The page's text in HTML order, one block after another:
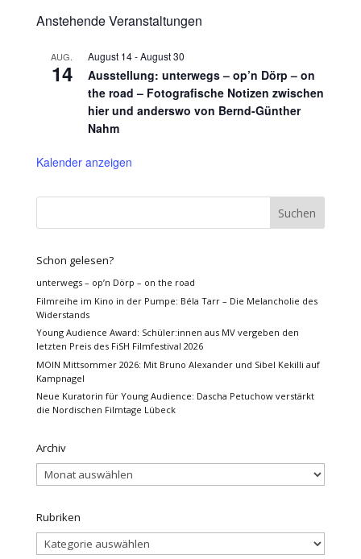
Anstehende Veranstaltungen
AUG.
14
August 14-August 30
Ausstellung: unterwegs – op’n Dörp – on
the road – Fotografische Notizen zwischen
hier und anderswo von Bernd-Günther
Nahm
Kalender anzeigen
Schon gelesen?
unterwegs – op’n Dörp – on the road
Filmreihe im Kino in der Pumpe: Béla Tarr – Die Melancholie des
Widerstands
Young Audience Award: Schüler:innen aus MV vergeben den
letzten Preis des FiSH Filmfestival 2026
MOIN Mittsommer 2026: Mit Bruno Alexander und Sibel Kekilli auf
Kampnagel
Neue Kuratorin für Young Audience: Dascha Petuchow verstärkt
die Nordischen Filmtage Lübeck
Archiv
Archiv
Rubriken
Rubriken